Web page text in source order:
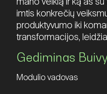
imtis konkrečių
produktyvumo iki
transformacijos,
Gediminas
Modulio vadovas